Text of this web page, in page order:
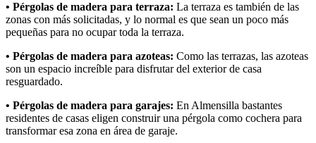
• Pérgolas de madera para terraza: La terraza es también de las
zonas con más solicitadas, y lo normal es que sean un poco más
pequeñas para no ocupar toda la terraza.
• Pérgolas de madera para azoteas: Como las terrazas, las azoteas
son un espacio increíble para disfrutar del exterior de casa
resguardado.
• Pérgolas de madera para garajes: En Almensilla bastantes
residentes de casas eligen construir una pérgola como cochera para
transformar esa zona en área de garaje.